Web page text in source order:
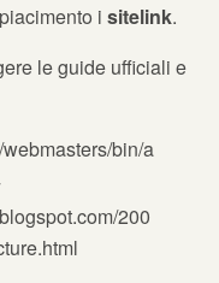
i sitelink.
le guide ufficiali e
bin/a
200